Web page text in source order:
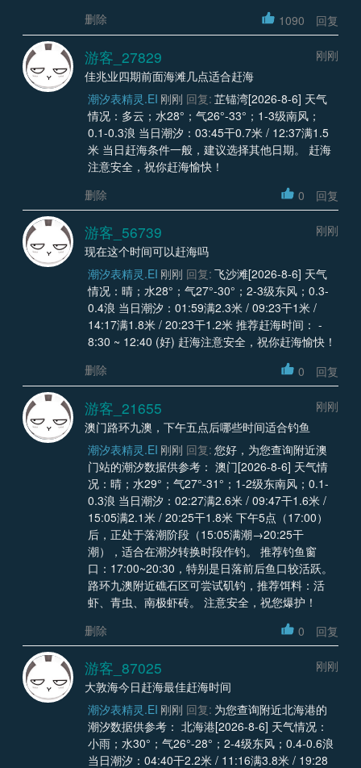
删除
1090 回复
游客_27829
刚刚
佳兆业四期前面海滩几点适合赶海
潮汐表精灵.EI 刚刚 回复: 芷锚湾[2026-8-6] 天气
情况：多云；水28°；气26°-33°；1-3级南风；
0.1-0.3浪 当日潮汐：03:45干0.7米 / 12:37满1.5
米 当日赶海条件一般，建议选择其他日期。 赶海
注意安全，祝你赶海愉快！
删除
0 回复
游客_56739
刚刚
现在这个时间可以赶海吗
潮汐表精灵.EI 刚刚 回复: 飞沙滩[2026-8-6] 天气
情况：晴；水28°；气27°-30°；2-3级东风；0.3-
0.4浪 当日潮汐：01:59满2.3米 / 09:23干1米 /
14:17满1.8米 / 20:23干1.2米 推荐赶海时间： -
8:30 ~ 12:40 (好) 赶海注意安全，祝你赶海愉快！
删除
0 回复
游客_21655
刚刚
澳门路环九澳，下午五点后哪些时间适合钓鱼
潮汐表精灵.EI 刚刚 回复: 您好，为您查询附近澳
门站的潮汐数据供参考： 澳门[2026-8-6] 天气情
况：晴；水29°；气27°-31°；1-2级东南风；0.1-
0.3浪 当日潮汐：02:27满2.6米 / 09:47干1.6米 /
15:05满2.1米 / 20:25干1.8米 下午5点（17:00）
后，正处于落潮阶段（15:05满潮→20:25干
潮），适合在潮汐转换时段作钓。 推荐钓鱼窗
口：17:00~20:30，特别是日落前后鱼口较活跃。
路环九澳附近礁石区可尝试矶钓，推荐饵料：活
虾、青虫、南极虾砖。 注意安全，祝您爆护！
删除
0 回复
游客_87025
刚刚
大敦海今日赶海最佳赶海时间
潮汐表精灵.EI 刚刚 回复: 为您查询附近北海港的
潮汐数据供参考： 北海港[2026-8-6] 天气情况：
小雨；水30°；气26°-28°；2-4级东风；0.4-0.6浪
当日潮汐：04:40干2.2米 / 11:16满3.8米 / 19:28